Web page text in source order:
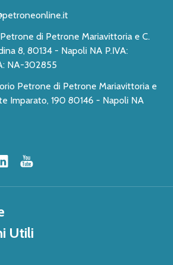
di Petrone Mariavittoria e C.
NA P.IVA:
NA-302855
Petrone di Petrone Mariavittoria e
Imparato, 190 80146 - Napoli NA
Utili